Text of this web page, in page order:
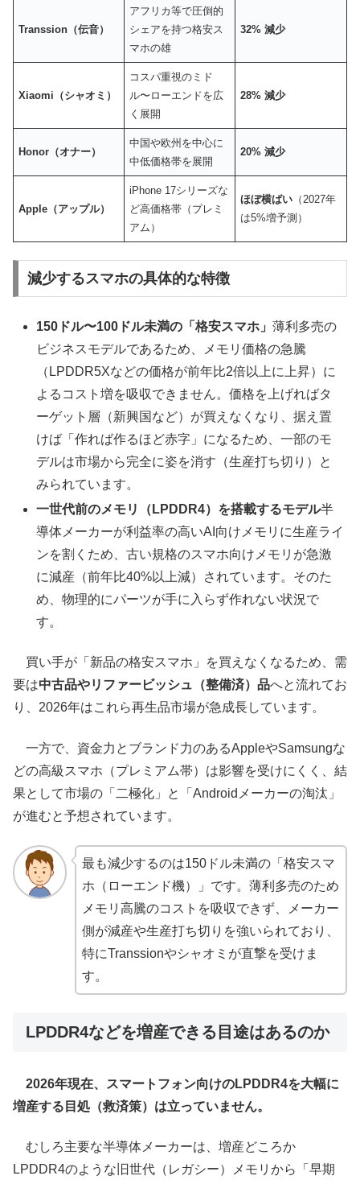
Transsion（伝音）
アフリカ等で圧倒的
シェアを持つ格安ス
マホの雄
32% 減少
Xiaomi（シャオミ）
コスパ重視のミド
ル〜ローエンドを広
く展開
28% 減少
Honor（オナー）
中国や欧州を中心に
中低価格帯を展開
20% 減少
Apple（アップル）
iPhone 17シリーズな
ど高価格帯（プレミ
アム）
ほぼ横ばい （2027年
は5%増予測）
減少するスマホの具体的な特徴
150ドル〜100ドル未満の「格安スマホ」薄利多売の
ビジネスモデルであるため、メモリ価格の急騰
（LPDDR5Xなどの価格が前年比2倍以上に上昇）に
よるコスト増を吸収できません。価格を上げればタ
ーゲット層（新興国など）が買えなくなり、据え置
けば「作れば作るほど赤字」になるため、一部のモ
デルは市場から完全に姿を消す（生産打ち切り）と
みられています。
一世代前のメモリ（LPDDR4）を搭載するモデル半
導体メーカーが利益率の高いAI向けメモリに生産ライ
ンを割くため、古い規格のスマホ向けメモリが急激
に減産（前年比40%以上減）されています。そのた
め、物理的にパーツが手に入らず作れない状況で
す。
買い手が「新品の格安スマホ」を買えなくなるため、需
要は中古品やリファービッシュ（整備済）品へと流れてお
り、2026年はこれら再生品市場が急成長しています。
一方で、資金力とブランド力のあるAppleやSamsungな
どの高級スマホ（プレミアム帯）は影響を受けにくく、結
果として市場の「二極化」と「Androidメーカーの淘汰」
が進むと予想されています。
最も減少するのは150ドル未満の「格安スマ
ホ（ローエンド機）」です。薄利多売のため
メモリ高騰のコストを吸収できず、メーカー
側が減産や生産打ち切りを強いられており、
特にTranssionやシャオミが直撃を受けま
す。
LPDDR4などを増産できる目途はあるのか
2026年現在、スマートフォン向けのLPDDR4を大幅に
増産する目処（救済策）は立っていません。
むしろ主要な半導体メーカーは、増産どころか
LPDDR4のような旧世代（レガシー）メモリから「早期